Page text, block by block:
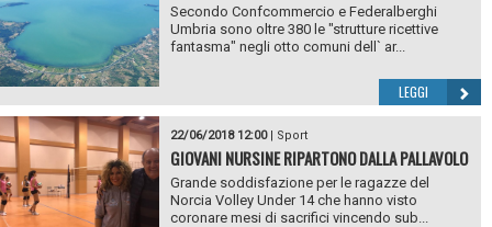
Secondo Confcommercio e Federalberghi
Umbria sono oltre 380 le "strutture ricettive
fantasma" negli otto comuni dell` ar...
LEGGI
22/06/2018 12:00| Sport
GIOVANI NURSINE RIPARTONO DALLA PALLAVOLO
Grande soddisfazione per le ragazze del
Norcia Volley Under 14 che hanno visto
coronare mesi di sacrifici vincendo sub...